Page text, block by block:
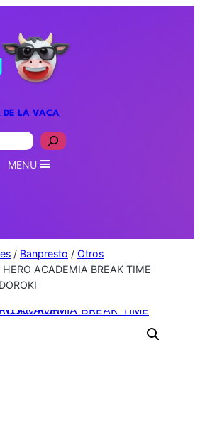
DE LA VACA
MENU
/ Banpresto / Otros
ACADEMIA BREAK TIME